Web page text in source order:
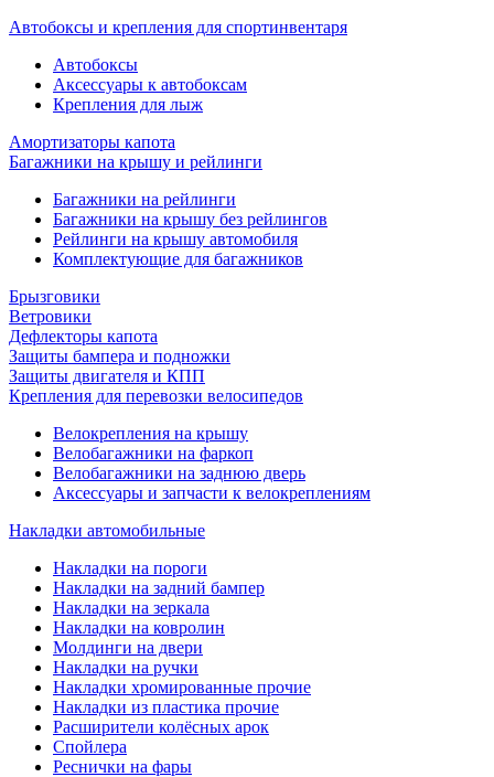
Автобоксы и крепления для спортинвентаря
Автобоксы
Аксессуары к автобоксам
Крепления для лыж
Амортизаторы капота
Багажники на крышу и рейлинги
Багажники на рейлинги
Багажники на крышу без рейлингов
Рейлинги на крышу автомобиля
Комплектующие для багажников
Брызговики
Ветровики
Дефлекторы капота
Защиты бампера и подножки
Защиты двигателя и КПП
Крепления для перевозки велосипедов
Велокрепления на крышу
Велобагажники на фаркоп
Велобагажники на заднюю дверь
Аксессуары и запчасти к велокреплениям
Накладки автомобильные
Накладки на пороги
Накладки на задний бампер
Накладки на зеркала
Накладки на ковролин
Молдинги на двери
Накладки на ручки
Накладки хромированные прочие
Накладки из пластика прочие
Расширители колёсных арок
Спойлера
Реснички на фары